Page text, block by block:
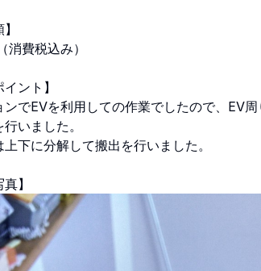
費税込み）
イント】
ンでEVを利用しての作業でしたので、EV
いました。
上下に分解して搬出を行いました。
】